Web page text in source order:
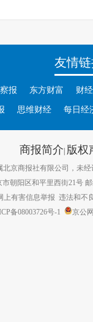
友情
报 东方财富 财
思维财经 每日经
商报简介| 版权
京商报社有限公司，未经
朝阳区和平里西街21号
上有害信息举报 违法和不
备08003726号-1
京公